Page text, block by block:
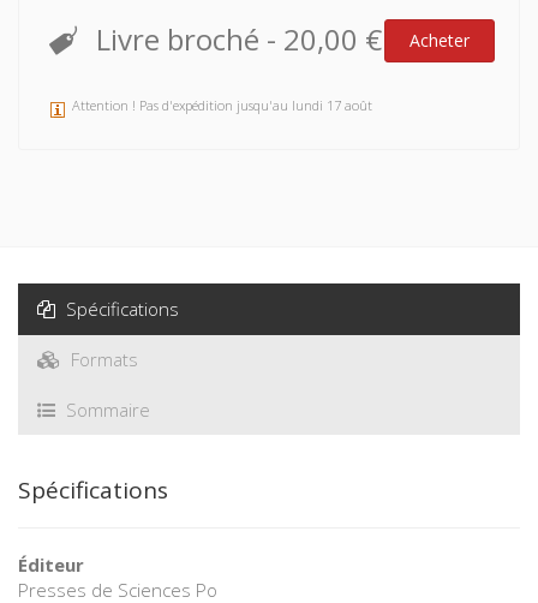
Livre broché - 20,00 € Acheter
Attention ! Pas d'expédition jusqu'au lundi 17 août
Spécifications
Formats
Sommaire
Spécifications
Éditeur
Presses de Sciences Po